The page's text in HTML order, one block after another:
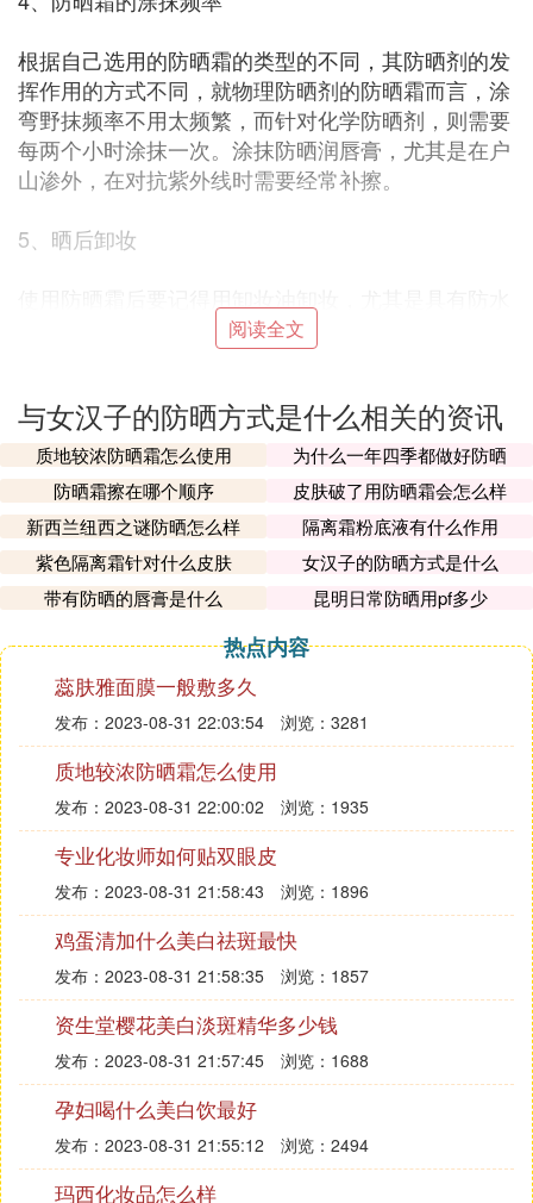
根据自己选用的防晒霜的类型的不同，其防晒剂的发
挥作用的方式不同，就物理防晒剂的防晒霜而言，涂
弯野抹频率不用太频繁，而针对化学防晒剂，则需要
每两个小时涂抹一次。涂抹防晒润唇膏，尤其是在户
山渗外，在对抗紫外线时需要经常补擦。
5、晒后卸妆
功能的防晒霜，在经过一天的暴晒，皮肤非常脆弱，
这时要选择较为温和卸妆油，卸妆的同时，还能起到
② 夏天如何防晒最有效
夏天如何防晒最有效
夏天如何防晒最有效，关于变美我们能做出什么改变
吗，女人爱美是天性在出街时要会十分注重自己的形
象女人能不能吸引到异性的眼光主要还是靠化妆，所
用的产品不同效果也不一样，以下分享夏天如何防晒
最有效技巧！
夏天如何防晒最有效1
1、防水型防晒霜要卸妆
非防水性的防晒霜可以用温水洗掉即可，而对于防水
性防晒霜，因为其中的持久配方、防水配方，洗面奶
洗来如同“隔衣洗澡”，所以，先用卸妆油“以油溶
油”，才能最有效、最温和地卸除干净。如果不彻底
卸妆，很容易堵塞毛孔、引发痘痘。
2、防晒要足量
我们说防晒霜一定要涂抹够量，假如说防晒霜只是涂
抹了一点点的话，其实跟没涂没多大差别。
据研讨发现，即便SPF50的高倍防晒，假如涂抹量低
于规范的一半，那就只要大约SPF4的防护效果，而
人的皮肤的自然防护功用也在SPF4左右。
乳霜质地的用量大约在2粒花生大小，水乳质地的用
量大约相当于2个一角硬币，先涂其中一份，隔10-15
阅读全文
与女汉子的防晒方式是什么相关的资讯
质地较浓防晒霜怎么使用
为什么一年四季都做好防晒
防晒霜擦在哪个顺序
皮肤破了用防晒霜会怎么样
新西兰纽西之谜防晒怎么样
隔离霜粉底液有什么作用
紫色隔离霜针对什么皮肤
女汉子的防晒方式是什么
带有防晒的唇膏是什么
昆明日常防晒用pf多少
热点内容
蕊肤雅面膜一般敷多久
发布：2023-08-31 22:03:54 浏览：3281
质地较浓防晒霜怎么使用
发布：2023-08-31 22:00:02 浏览：1935
专业化妆师如何贴双眼皮
发布：2023-08-31 21:58:43 浏览：1896
鸡蛋清加什么美白祛斑最快
发布：2023-08-31 21:58:35 浏览：1857
资生堂樱花美白淡斑精华多少钱
发布：2023-08-31 21:57:45 浏览：1688
孕妇喝什么美白饮最好
发布：2023-08-31 21:55:12 浏览：2494
玛西化妆品怎么样